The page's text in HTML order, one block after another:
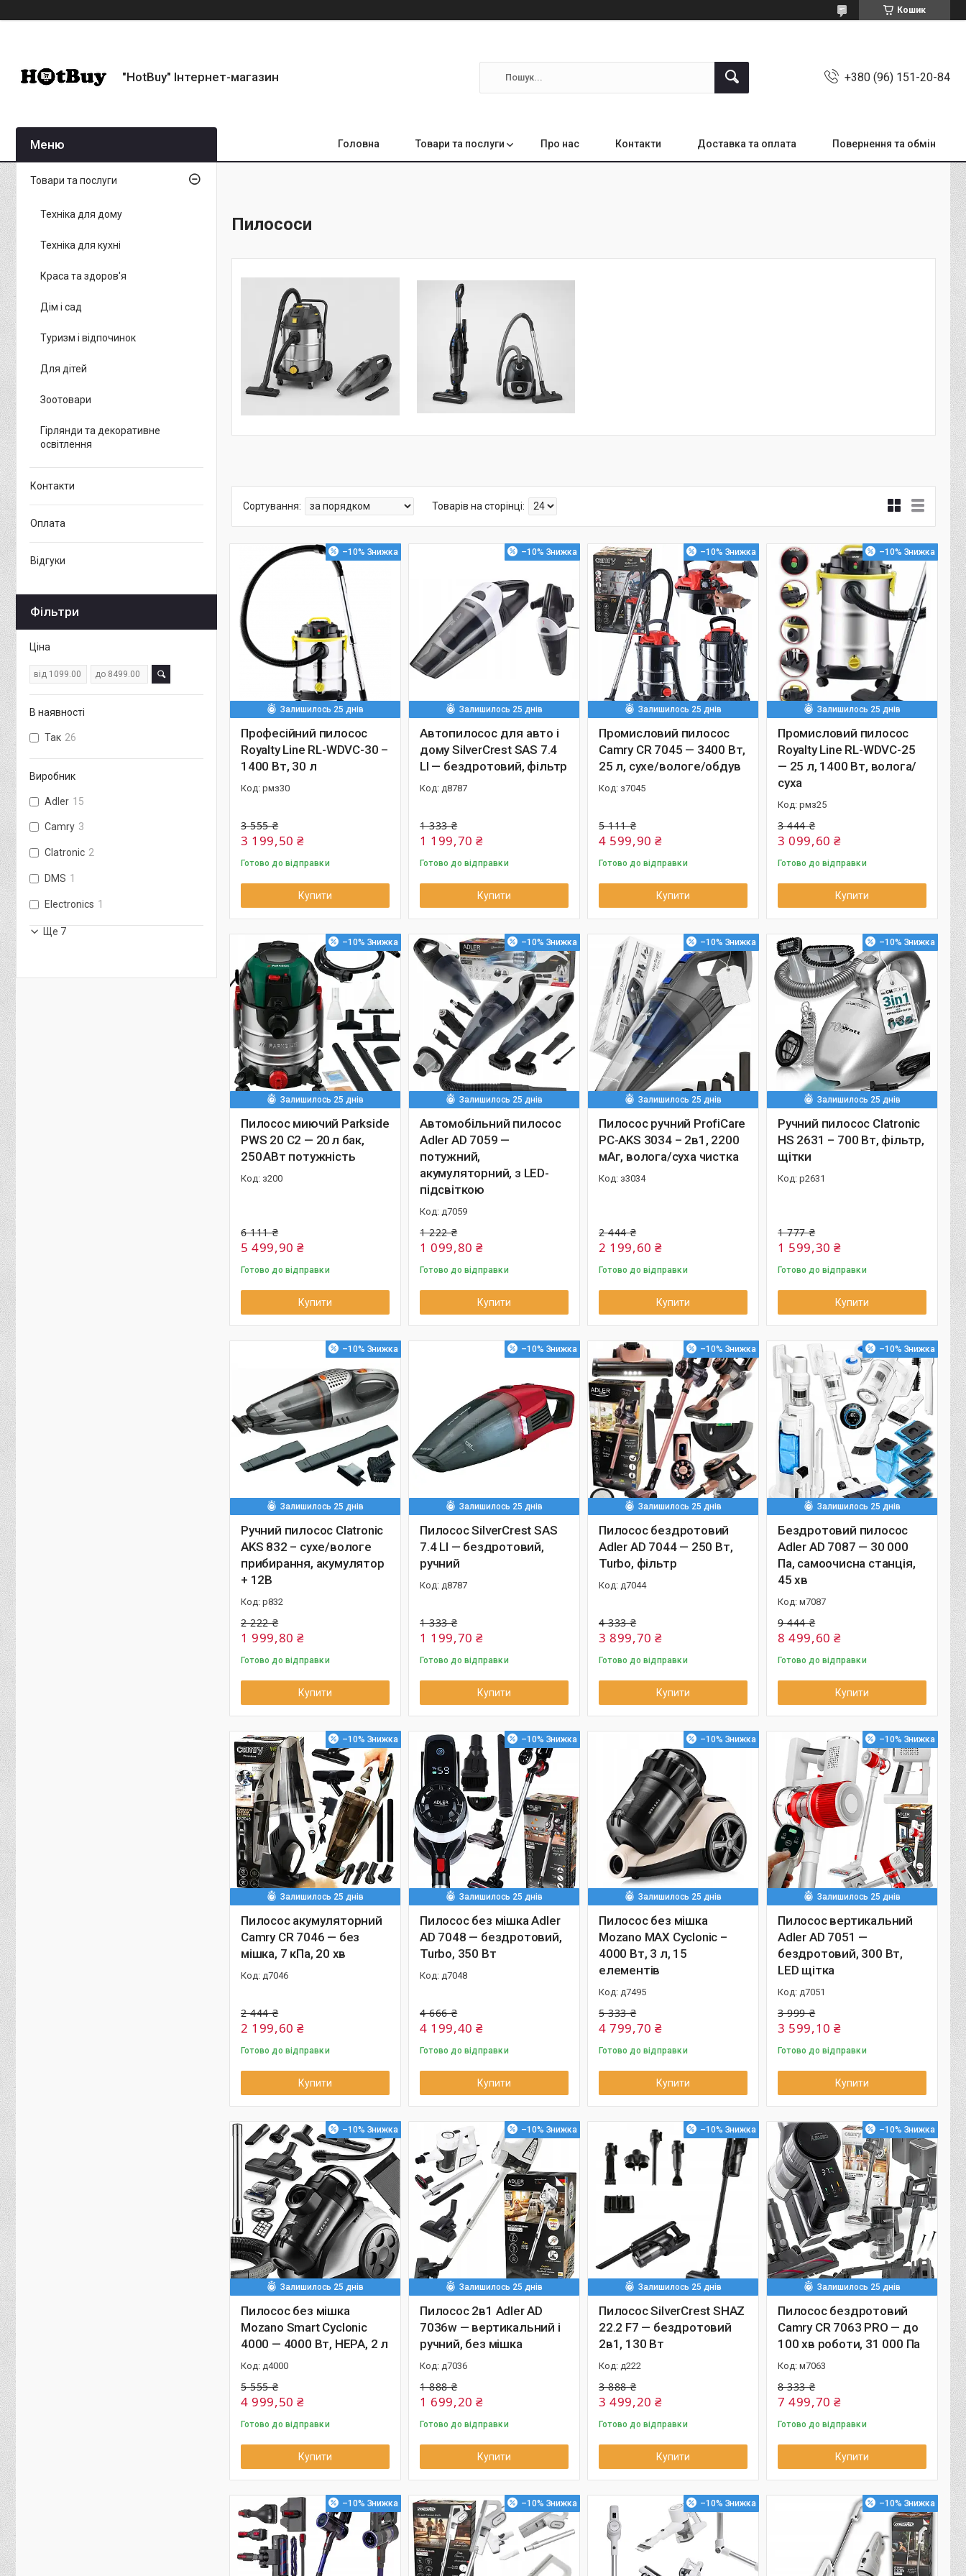
Кошик
"HotBuy" Інтернет-магазин +380 (96) 151-20-84
Головна Товари та послуги Про нас Контакти Доставка та оплата Повернення та обмін
Пилососи
–10%
Залишилось 25 днів
Професійний пилосос
Royalty Line RL-WDVC-30 –
1400 Вт, 30 л
рмз30
3 555 ₴
3 199,50 ₴
Готово до відправки
Купити
–10%
Залишилось 25 днів
Автопилосос для авто і
дому SilverCrest SAS 7.4
LI — бездротовий, фільтр
д8787
1 333 ₴
1 199,70 ₴
Готово до відправки
Купити
–10%
Залишилось 25 днів
Промисловий пилосос
Camry CR 7045 — 3400 Вт,
25 л, сухе/вологе/обдув
з7045
5 111 ₴
4 599,90 ₴
Готово до відправки
Купити
–10%
Залишилось 25 днів
Промисловий пилосос
Royalty Line RL-WDVC-25
— 25 л, 1400 Вт, волога/
суха
рмз25
3 444 ₴
3 099,60 ₴
Готово до відправки
Купити
–10%
Залишилось 25 днів
Пилосос миючий Parkside
PWS 20 C2 — 20 л бак,
250 АВт потужність
з200
6 111 ₴
5 499,90 ₴
Готово до відправки
Купити
–10%
Залишилось 25 днів
Автомобільний пилосос
Adler AD 7059 —
потужний,
акумуляторний, з LED-
підсвіткою
д7059
1 222 ₴
1 099,80 ₴
Готово до відправки
Купити
–10%
Залишилось 25 днів
Пилосос ручний ProfiCare
PC-AKS 3034 – 2в1, 2200
мАг, волога/суха чистка
з3034
2 444 ₴
2 199,60 ₴
Готово до відправки
Купити
–10%
Залишилось 25 днів
Ручний пилосос Clatronic
HS 2631 – 700 Вт, фільтр,
щітки
р2631
1 777 ₴
1 599,30 ₴
Готово до відправки
Купити
–10%
Залишилось 25 днів
Ручний пилосос Clatronic
AKS 832 – сухе/вологе
прибирання, акумулятор
+ 12В
р832
2 222 ₴
1 999,80 ₴
Готово до відправки
Купити
–10%
Залишилось 25 днів
Пилосос SilverCrest SAS
7.4 LI — бездротовий,
ручний
д8787
1 333 ₴
1 199,70 ₴
Готово до відправки
Купити
–10%
Залишилось 25 днів
Пилосос бездротовий
Adler AD 7044 — 250 Вт,
Turbo, фільтр
д7044
4 333 ₴
3 899,70 ₴
Готово до відправки
Купити
–10%
Залишилось 25 днів
Бездротовий пилосос
Adler AD 7087 — 30 000
Па, самоочисна станція,
45 хв
м7087
9 444 ₴
8 499,60 ₴
Готово до відправки
Купити
–10%
Залишилось 25 днів
Пилосос акумуляторний
Camry CR 7046 — без
мішка, 7 кПа, 20 хв
д7046
2 444 ₴
2 199,60 ₴
Готово до відправки
Купити
–10%
Залишилось 25 днів
Пилосос без мішка Adler
AD 7048 — бездротовий,
Turbo, 350 Вт
д7048
4 666 ₴
4 199,40 ₴
Готово до відправки
Купити
–10%
Залишилось 25 днів
Пилосос без мішка
Mozano MAX Cyclonic –
4000 Вт, 3 л, 15
елементів
д7495
5 333 ₴
4 799,70 ₴
Готово до відправки
Купити
–10%
Залишилось 25 днів
Пилосос вертикальний
Adler AD 7051 —
бездротовий, 300 Вт,
LED щітка
д7051
3 999 ₴
3 599,10 ₴
Готово до відправки
Купити
–10%
Залишилось 25 днів
Пилосос без мішка
Mozano Smart Cyclonic
4000 — 4000 Вт, HEPA, 2 л
д4000
5 555 ₴
4 999,50 ₴
Готово до відправки
Купити
–10%
Залишилось 25 днів
Пилосос 2в1 Adler AD
7036w — вертикальний і
ручний, без мішка
д7036
1 888 ₴
1 699,20 ₴
Готово до відправки
Купити
–10%
Залишилось 25 днів
Пилосос SilverCrest SHAZ
22.2 F7 — бездротовий
2в1, 130 Вт
д222
3 888 ₴
3 499,20 ₴
Готово до відправки
Купити
–10%
Залишилось 25 днів
Пилосос бездротовий
Camry CR 7063 PRO — до
100 хв роботи, 31 000 Па
м7063
8 333 ₴
7 499,70 ₴
Готово до відправки
Купити
–10% –10% –10% –10%
Товари та послуги
Техніка для дому
Техніка для кухні
Краса та здоров'я
Дім і сад
Туризм і відпочинок
Для дітей
Зоотовари
Гірлянди та декоративне
освітлення
Контакти
Оплата
Відгуки
Фільтри
Ціна
В наявності
Так 26
Виробник
Adler 15
Camry 3
Clatronic 2
DMS 1
Electronics 1
Ще 7